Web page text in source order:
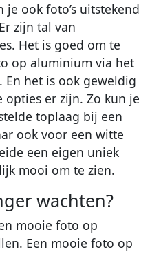
je ook foto’s uitstekend
zijn tal van
Het is goed om te
op aluminium via het
het is ook geweldig
er zijn. Zo kun je
toplaag bij een
ook voor een witte
een eigen uniek
mooi om te zien.
wachten?
mooie foto op
Een mooie foto op